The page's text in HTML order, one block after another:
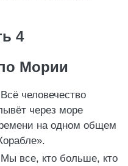
4
Мории
Всё человечество
через море
на одном общем
Мы все, кто больше, кто